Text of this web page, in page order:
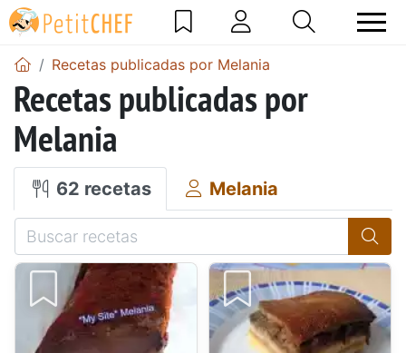
Recetas publicadas por Melania
Recetas publicadas por
Melania
62 recetas Melania